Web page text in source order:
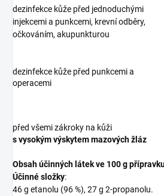
dezinfekce kůže před jednoduchými
injekcemi a punkcemi, krevní odběry,
očkováním, akupunkturou
dezinfekce kůže před punkcemi a
operacemi
před všemi zákroky na kůži
s vysokým výskytem mazových žláz
Obsah účinných látek ve 100 g
Účinné složky:
46 g etanolu (96 %), 27 g 2-propanolu.